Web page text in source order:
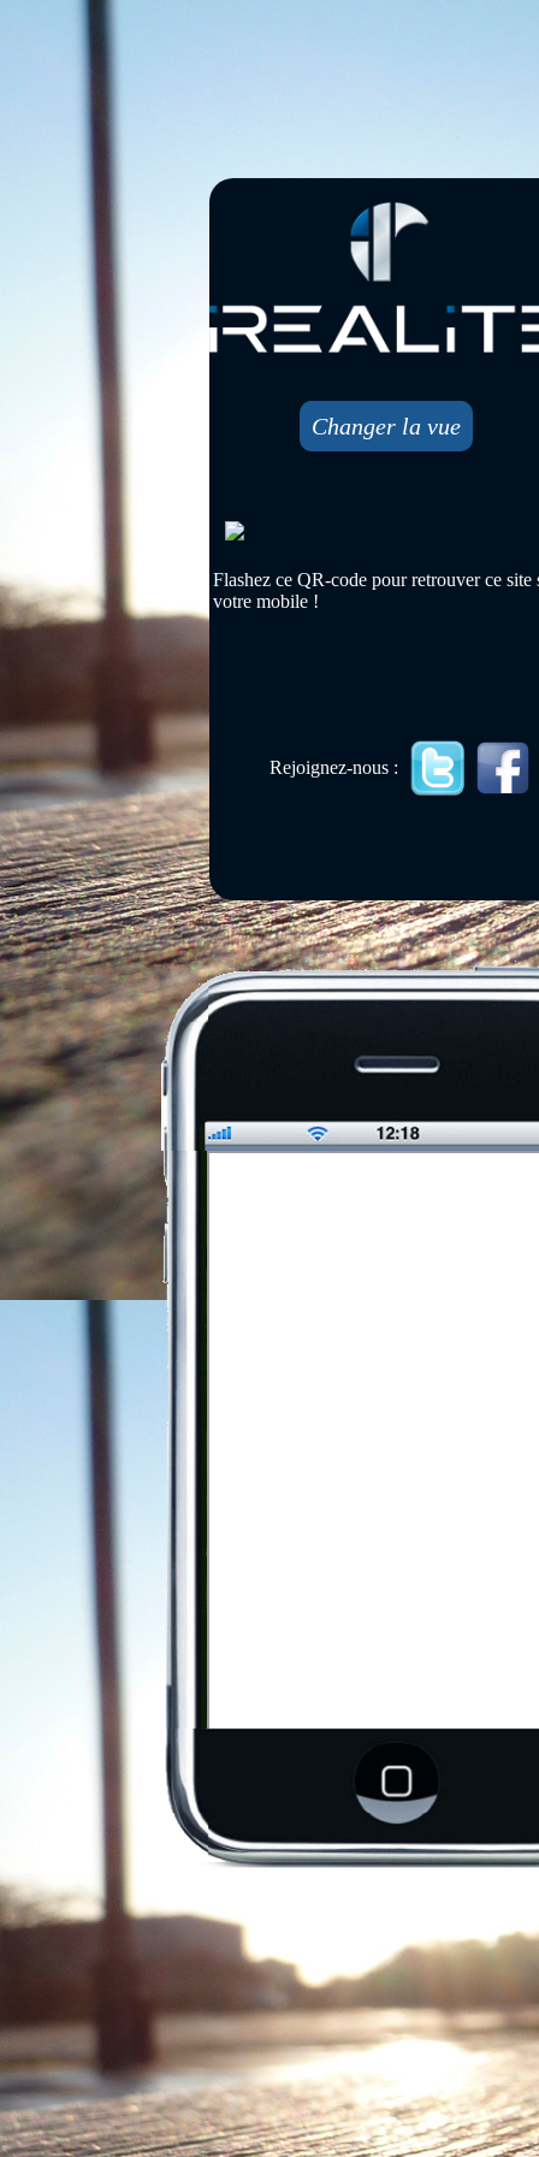
Changer la vue
Flashez ce QR-code pour retrouver ce site
votre mobile !
Rejoignez-nous :